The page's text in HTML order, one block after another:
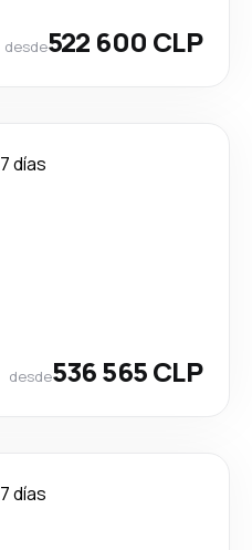
desde522 600 CLP
7 días
desde536 565 CLP
7 días